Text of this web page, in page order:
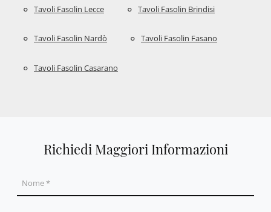
Tavoli Fasolin Lecce Tavoli Fasolin Brindisi
Tavoli Fasolin Nardò Tavoli Fasolin Fasano
Tavoli Fasolin Casarano
Richiedi Maggiori Informazioni